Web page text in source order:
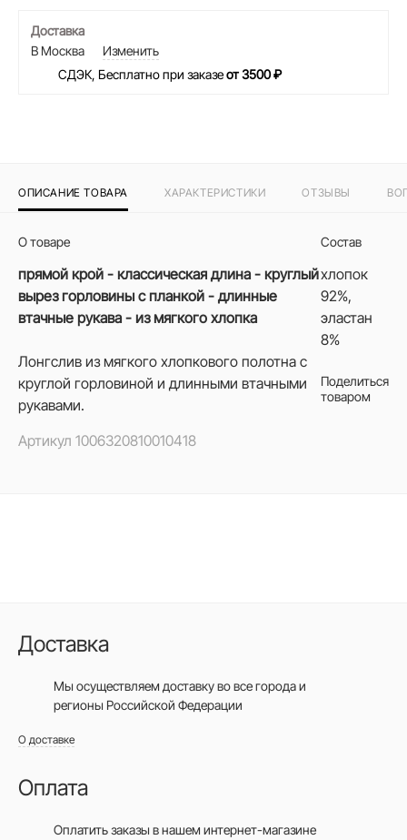
Доставка
В Москва
Изменить
СДЭК, Бесплатно при заказеот 3500 ₽
ОПИСАНИЕ ТОВАРА ХАРАКТЕРИСТИКИ ОТЗЫВЫ
О товаре
прямой крой - классическая длина - круглый
вырез горловины с планкой - длинные
втачные рукава - из мягкого хлопка
Лонгслив из мягкого хлопкового полотна с
круглой горловиной и длинными втачными
рукавами.
Артикул 1006320810010418
Состав
хлопок
92%,
эластан
8%
Поделиться
товаром
Доставка
Мы осуществляем доставку во все городаи
регионы Российской Федерации
О доставке
Оплата
Оплатить заказы в нашем интернет-магазине